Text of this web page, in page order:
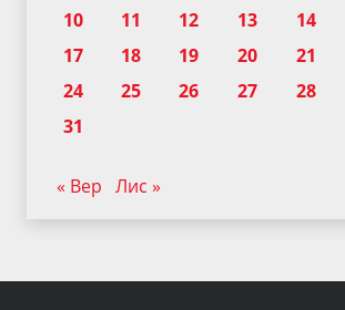
10
11 12 13 14
17
18 19 20 21
24
25 26 27 28
31
« Вер Лис »